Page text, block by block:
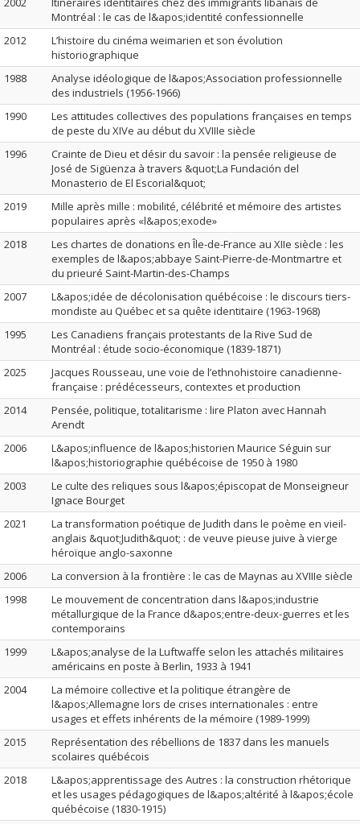
Montréal : le cas de l&apos;identité confessionnelle
2012
L’histoire du cinéma weimarien et son évolution
historiographique
1988
Analyse idéologique de l&apos;Association professionnelle
des industriels (1956-1966)
1990
Les attitudes collectives des populations françaises en temps
de peste du XIVe au début du XVIIIe siècle
1996
Crainte de Dieu et désir du savoir : la pensée religieuse de
José de Sigüenza à travers &quot;La Fundación del
Monasterio de El Escorial&quot;
2019
Mille après mille : mobilité, célébrité et mémoire des artistes
populaires après «l&apos;exode»
2018
Les chartes de donations en Île-de-France au XIIe siècle : les
exemples de l&apos;abbaye Saint-Pierre-de-Montmartre et
du prieuré Saint-Martin-des-Champs
2007
L&apos;idée de décolonisation québécoise : le discours tiers-
mondiste au Québec et sa quête identitaire (1963-1968)
1995
Les Canadiens français protestants de la Rive Sud de
Montréal : étude socio-économique (1839-1871)
2025
Jacques Rousseau, une voie de l’ethnohistoire canadienne-
française : prédécesseurs, contextes et production
2014
Pensée, politique, totalitarisme : lire Platon avec Hannah
Arendt
2006
L&apos;influence de l&apos;historien Maurice Séguin sur
l&apos;historiographie québécoise de 1950 à 1980
2003
Le culte des reliques sous l&apos;épiscopat de Monseigneur
Ignace Bourget
2021
La transformation poétique de Judith dans le poème en vieil-
anglais &quot;Judith&quot; : de veuve pieuse juive à vierge
héroïque anglo-saxonne
2006
La conversion à la frontière : le cas de Maynas au XVIIIe siècle
1998
Le mouvement de concentration dans l&apos;industrie
métallurgique de la France d&apos;entre-deux-guerres et les
contemporains
1999
L&apos;analyse de la Luftwaffe selon les attachés militaires
américains en poste à Berlin, 1933 à 1941
2004
La mémoire collective et la politique étrangère de
l&apos;Allemagne lors de crises internationales : entre
usages et effets inhérents de la mémoire (1989-1999)
2015
Représentation des rébellions de 1837 dans les manuels
scolaires québécois
2018
L&apos;apprentissage des Autres : la construction rhétorique
et les usages pédagogiques de l&apos;altérité à l&apos;école
québécoise (1830-1915)